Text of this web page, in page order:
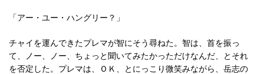
「アー・ユー・ハングリー？」
チャイを運んできたプレマが智にそう尋ねた。智は、首を振っ
て、ノー、ノー、ちょっと聞いてみたかっただけなんだ、とそれ
を否定した。プレマは、ＯＫ、とにっこり微笑みながら、岳志の